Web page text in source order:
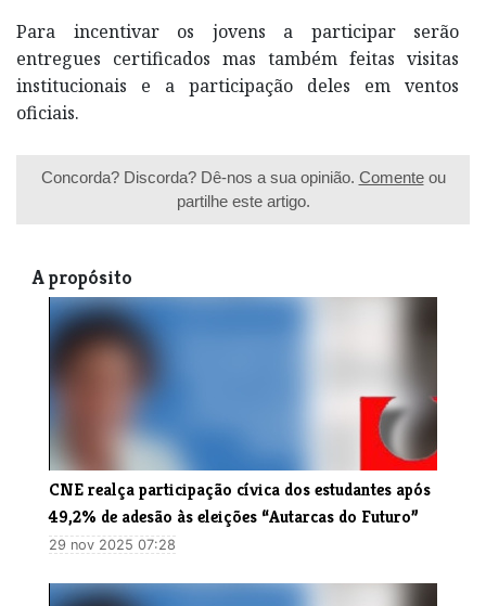
Para incentivar os jovens a participar serão
entregues certificados mas também feitas visitas
institucionais e a participação deles em ventos
oficiais.
Concorda? Discorda? Dê-nos a sua opinião. Comenteou
partilhe este artigo.
A propósito
​CNE realça participação cívica dos estudantes após
49,2% de adesão às eleições “Autarcas do Futuro”
29 nov 2025 07:28